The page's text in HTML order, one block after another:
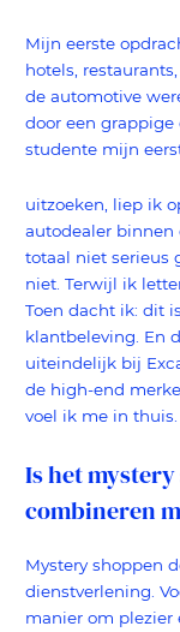
Mijn eerste
hotels,
de automotive
door een grappige
studente mijn
uitzoeken, liep ik
autodealer binnen
totaal niet serieus
niet. Terwijl ik
Toen dacht ik: dit
klantbeleving. En
uiteindelijk bij
de high-end
voel ik me in
Is het
combineren
Mystery shoppen
dienstverlening.
manier om